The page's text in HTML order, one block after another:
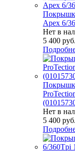
Apex 6/
Нет в
5 400 руб.
Нет в
5 400 руб.